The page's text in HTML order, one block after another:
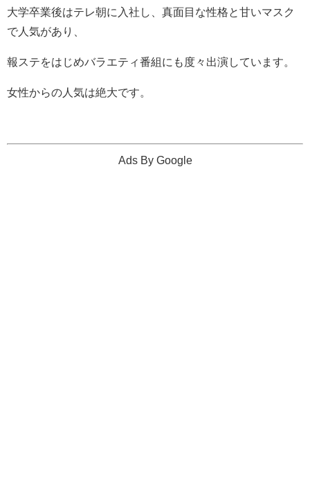
大学卒業後はテレ朝に入社し、真面目な性格と甘いマスク
で人気があり、
報ステをはじめバラエティ番組にも度々出演しています。
女性からの人気は絶大です。
Ads By Google